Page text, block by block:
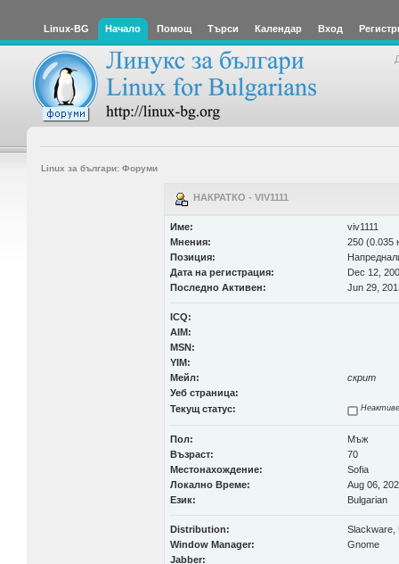
Linux-BG Начало Помощ Търси Календар Вход
Linux за българи: Форуми
НАКРАТКО - VIV1111
Име:
viv1111
Мнения:
250 (0.035
Позиция:
Дата на регистрация:
Dec 12,
Последно Активен:
Jun 29,
ICQ:
AIM:
MSN:
YIM:
Мейл:
скрит
Уеб страница:
Текущ статус:
Пол:
Мъж
Възраст:
70
Местонахождение:
Sofia
Локално Време:
Aug 06,
Език:
Bulgarian
Distribution:
Slackware,
Window Manager:
Gnome
Jabber: